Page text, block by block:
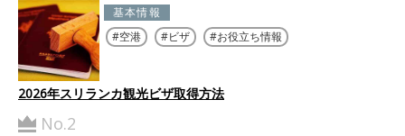
基本情報
空港
ビザ お役立ち情報
2026年スリランカ観光ビザ取得方法
No.2